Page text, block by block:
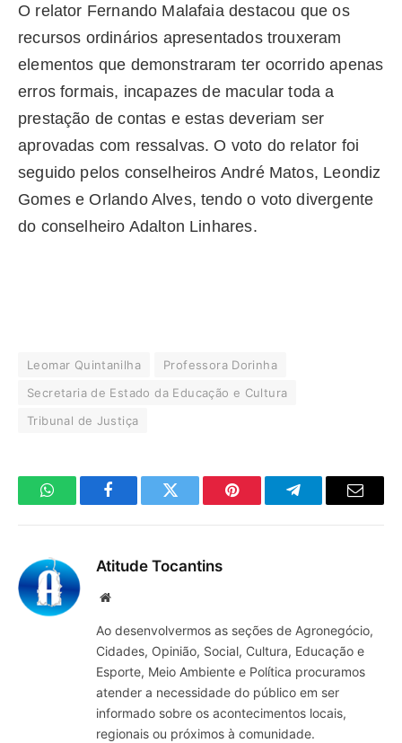
O relator Fernando Malafaia destacou que os
recursos ordinários apresentados trouxeram
elementos que demonstraram ter ocorrido apenas
erros formais, incapazes de macular toda a
prestação de contas e estas deveriam ser
aprovadas com ressalvas. O voto do relator foi
seguido pelos conselheiros André Matos, Leondiz
Gomes e Orlando Alves, tendo o voto divergente
do conselheiro Adalton Linhares.
Leomar Quintanilha
Professora Dorinha
Secretaria de Estado da Educação e Cultura
Tribunal de Justiça
WhatsAppFacebookTwitter Pinterest TelegramaE-
Atitude Tocantins
Site
Ao desenvolvermos as seções de Agronegócio,
Cidades, Opinião, Social, Cultura, Educação e
Esporte, Meio Ambiente e Política procuramos
atender a necessidade do público em ser
informado sobre os acontecimentos locais,
regionais ou próximos à comunidade.